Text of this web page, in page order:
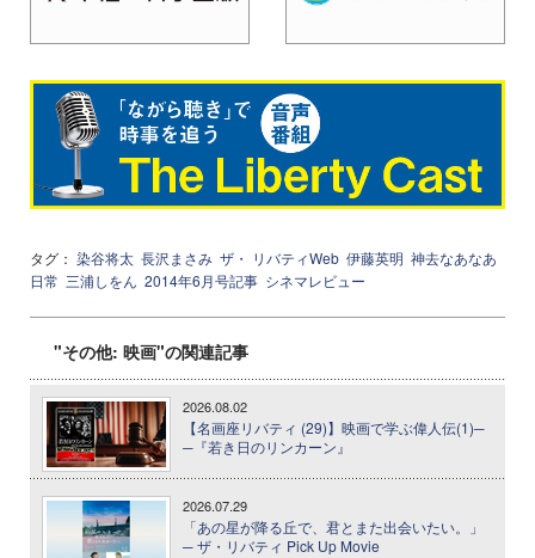
タグ： 染谷将太 長沢まさみ ザ・ リバティWeb 伊藤英明 神去なあなあ
日常 三浦しをん 2014年6月号記事 シネマレビュー
"その他: 映画"の関連記事
2026.08.02
【名画座リバティ (29)】映画で学ぶ偉人伝(1)─
─『若き日のリンカーン』
2026.07.29
「あの星が降る丘で、君とまた出会いたい。」
─ ザ・リバティ Pick Up Movie